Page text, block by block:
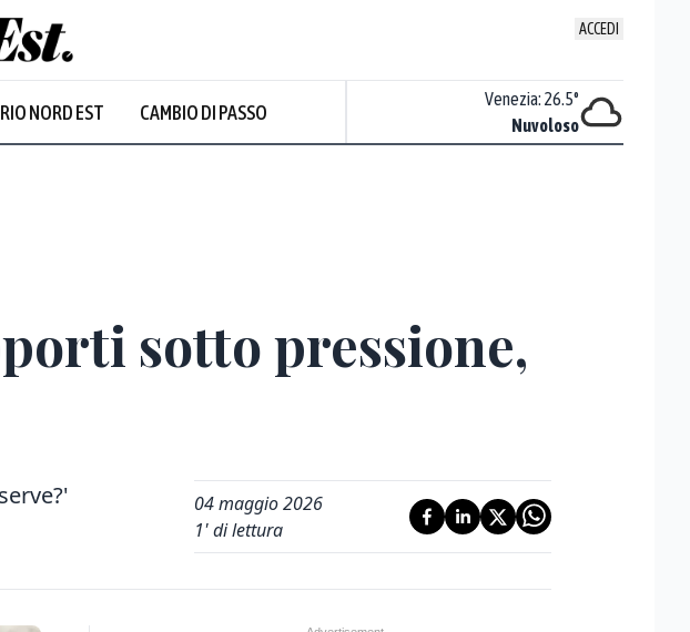
ACCEDI
NORD EST CAMBIO DI PASSO
Temporali
Venezia: 26.5°
Nuvoloso
sotto pressione,
04 maggio 2026
1' di lettura